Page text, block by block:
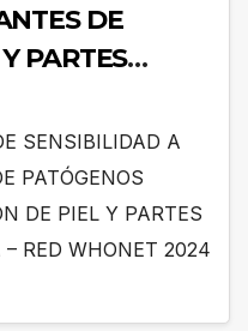
DE
PARTES
– RED
SENSIBILIDAD A
PATÓGENOS
DE PIEL Y PARTES
RED WHONET 2024